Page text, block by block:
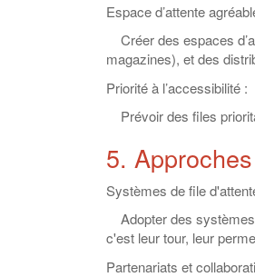
Espace d’attente
Créer des espaces
magazines), et des
Priorité à l’accessibilité :
Prévoir des files
5.
Systèmes de file
Adopter des
c'est leur tour, leur
Partenariats et